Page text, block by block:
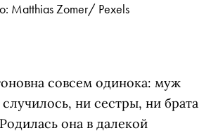
Matthias Zomer/ Pexels
совсем одинока: муж
ни сестры, ни брата
она в далекой